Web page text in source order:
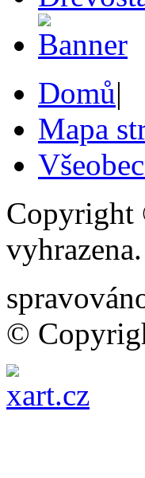
Domů|
Mapa
Copyright
vyhrazena.
©